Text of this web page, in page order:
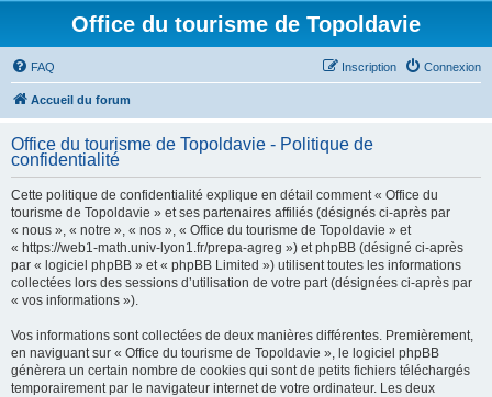
Office du tourisme de Topoldavie
FAQ Connexion
Inscription
Accueil du forum
Office du tourisme de Topoldavie - Politique de
confidentialité
Cette politique de confidentialité explique en détail comment « Office du
tourisme de Topoldavie » et ses partenaires affiliés (désignés ci-après par
« nous », « notre », « nos », « Office du tourisme de Topoldavie » et
« https://web1-math.univ-lyon1.fr/prepa-agreg ») et phpBB (désigné ci-après
par « logiciel phpBB » et « phpBB Limited ») utilisent toutes les informations
collectées lors des sessions d’utilisation de votre part (désignées ci-après par
« vos informations »).
Vos informations sont collectées de deux manières différentes. Premièrement,
en naviguant sur « Office du tourisme de Topoldavie », le logiciel phpBB
génèrera un certain nombre de cookies qui sont de petits fichiers téléchargés
temporairement par le navigateur internet de votre ordinateur. Les deux